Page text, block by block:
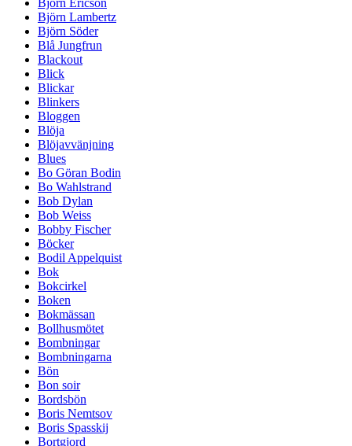
Björn Lambertz
Björn Söder
Blå Jungfrun
Blackout
Blick
Blickar
Blinkers
Bloggen
Blöja
Blöjavvänjning
Blues
Bo Göran Bodin
Bo Wahlstrand
Bob Dylan
Bob Weiss
Bobby Fischer
Böcker
Bodil Appelquist
Bok
Bokcirkel
Boken
Bokmässan
Bollhusmötet
Bombningar
Bombningarna
Bön
Bon soir
Bordsbön
Boris Nemtsov
Boris Spasskij
Bortgjord